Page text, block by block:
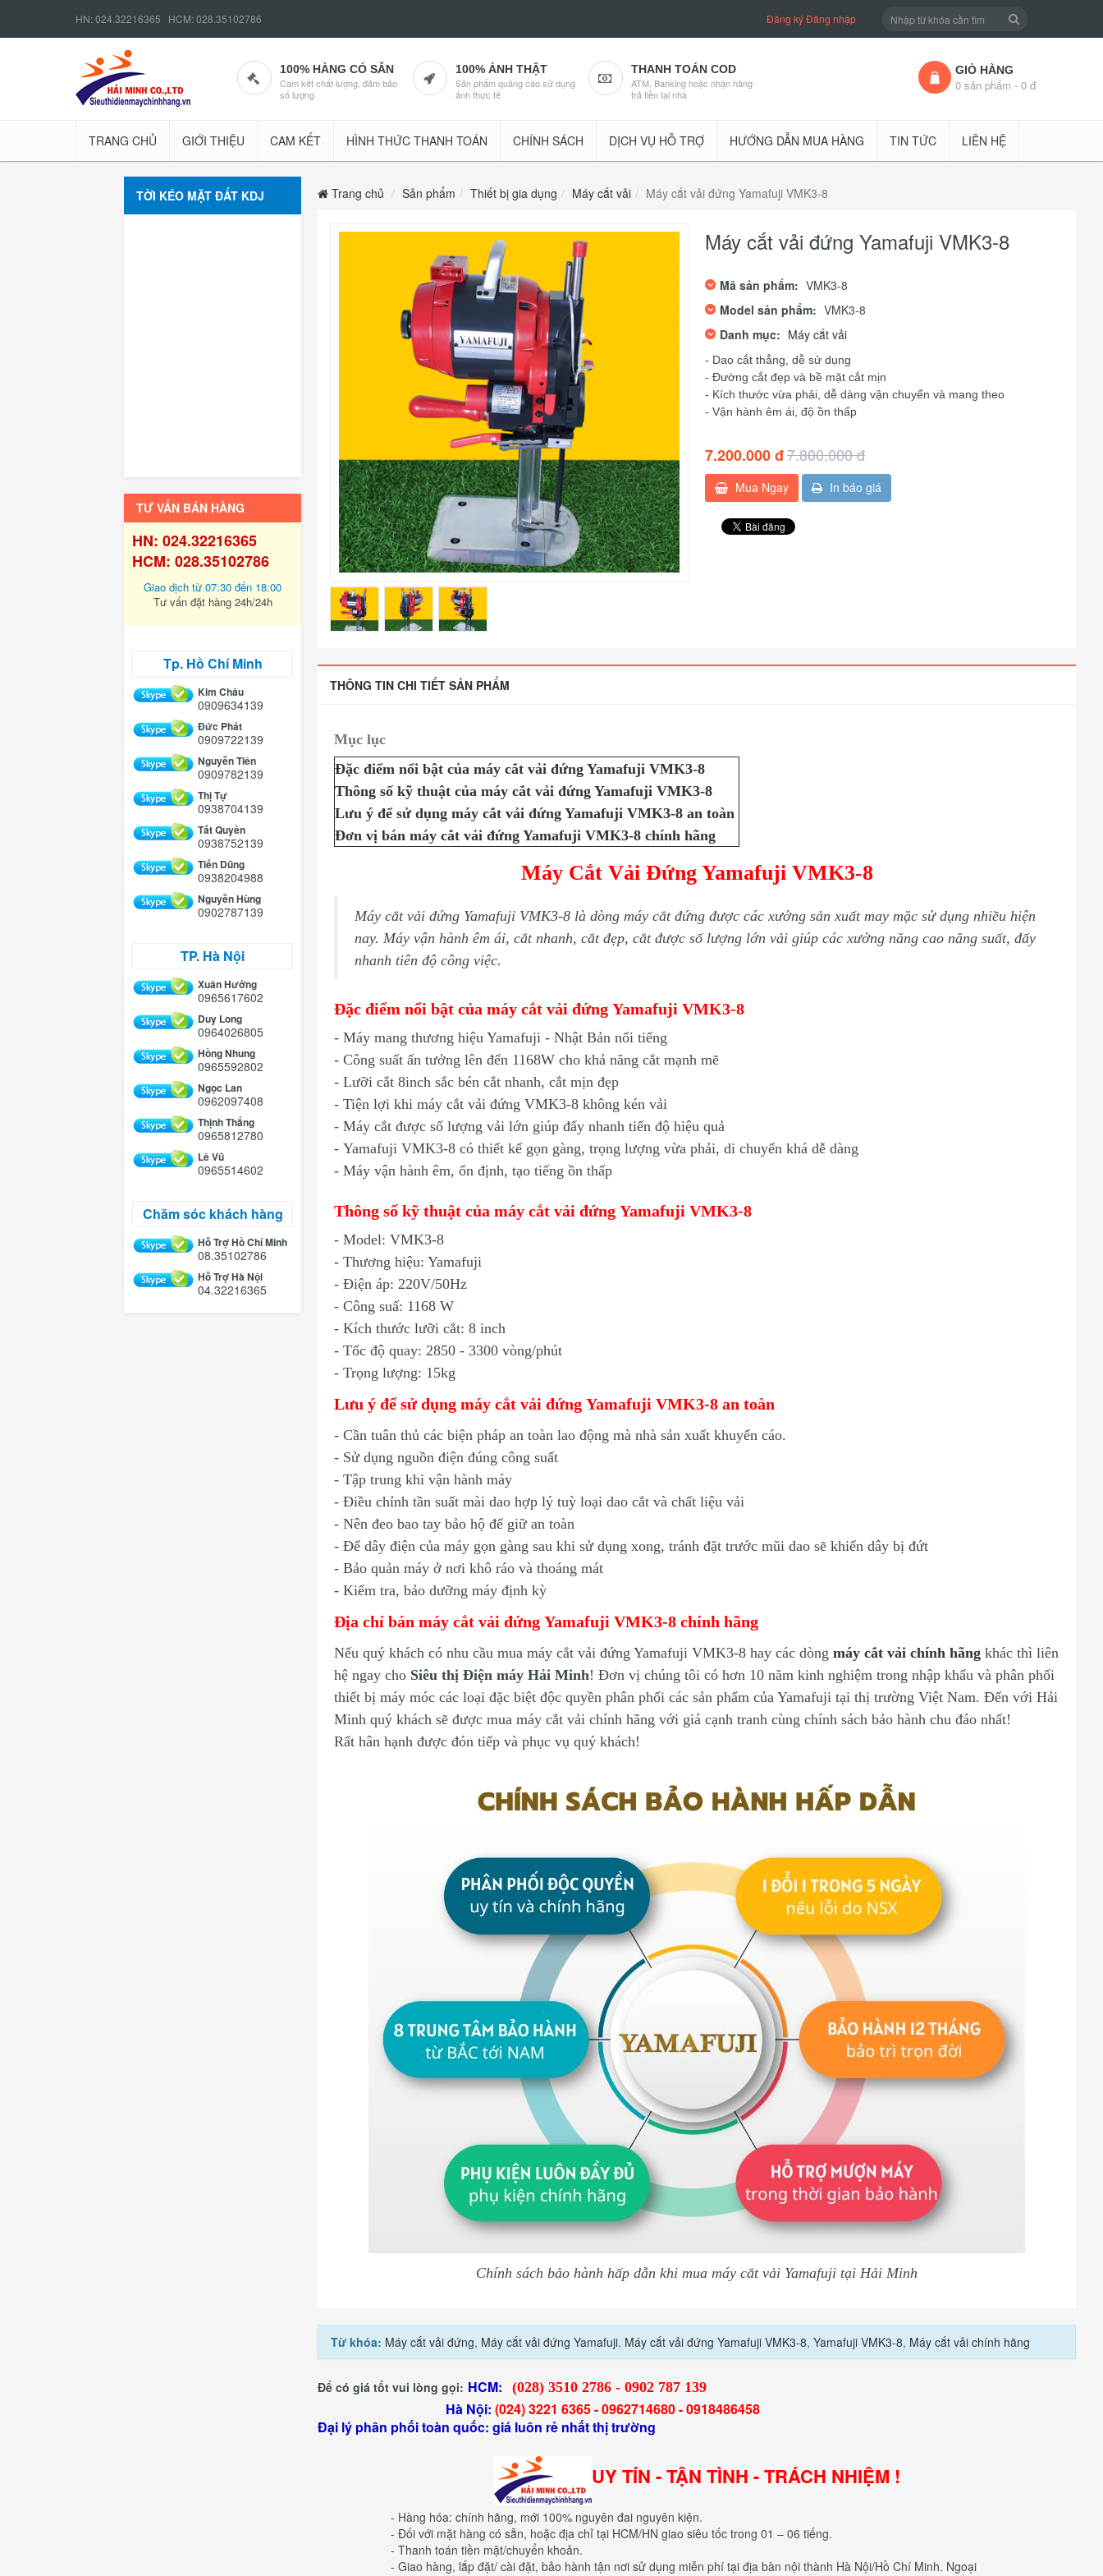
HN: 024.32216365 HCM: 028.35102786 Đăng kýĐăng nhập
100% HÀNG CÓ SẴN
Cam kết chất lượng, đảm bảo
số lượng
100% ẢNH THẬT
Sản phẩm quảng cáo sử dụng
ảnh thực tế
THANH TOÁN COD
ATM, Banking hoặc nhận hàng
trả tiền tại nhà
GIỎ HÀNG
0 sản phẩm - 0 đ
TRANG CHỦ GIỚI THIỆU CAM KẾT HÌNH THỨC THANH TOÁN CHÍNH SÁCH DỊCH VỤ HỖ TRỢ HƯỚNG DẪN MUA HÀNG TIN TỨC LIÊN HỆ
Trang chủ Sản phẩm Thiết bị gia dụng Máy cắt vải Máy cắt vải đứng Yamafuji VMK3-8
Máy cắt vải đứng Yamafuji VMK3-8
Mã sản phẩm: VMK3-8
Model sản phẩm: VMK3-8
Danh mục: Máy cắt vải
- Dao cắt thẳng, dễ sử dụng
- Đường cắt đẹp và bề mặt cắt mịn
- Kích thước vừa phải, dễ dàng vận chuyển và mang theo
- Vận hành êm ái, độ ồn thấp
7.200.000 đ7.800.000 đ
Mua Ngay In báo giá
THÔNG TIN CHI TIẾT SẢN PHẨM
Mục lục
Đặc điểm nổi bật của máy cắt vải đứng Yamafuji VMK3-8
Thông số kỹ thuật của máy cắt vải đứng Yamafuji VMK3-8
Lưu ý để sử dụng máy cắt vải đứng Yamafuji VMK3-8 an toàn
Đơn vị bán máy cắt vải đứng Yamafuji VMK3-8 chính hãng
Máy Cắt Vải Đứng Yamafuji VMK3-8
Máy cắt vải đứng Yamafuji VMK3-8 là dòng máy cắt đứng được các xưởng sản xuất may mặc sử dụng nhiều hiện
nay. Máy vận hành êm ái, cắt nhanh, cắt đẹp, cắt được số lượng lớn vải giúp các xưởng năng cao năng suất, đẩy
nhanh tiên độ công việc.
Đặc điểm nổi bật của máy cắt vải đứng Yamafuji VMK3-8
- Máy mang thương hiệu Yamafuji - Nhật Bản nổi tiếng
- Công suất ấn tưởng lên đến 1168W cho khả năng cắt mạnh mẽ
- Lưỡi cắt 8inch sắc bén cắt nhanh, cắt mịn đẹp
- Tiện lợi khi máy cắt vải đứng VMK3-8 không kén vải
- Máy cắt được số lượng vải lớn giúp đẩy nhanh tiến độ hiệu quả
- Yamafuji VMK3-8 có thiết kế gọn gàng, trọng lượng vừa phải, di chuyển khá dễ dàng
- Máy vận hành êm, ổn định, tạo tiếng ồn thấp
Thông số kỹ thuật của máy cắt vải đứng Yamafuji VMK3-8
- Model: VMK3-8
- Thương hiệu: Yamafuji
- Điện áp: 220V/50Hz
- Công suấ: 1168 W
- Kích thước lưỡi cắt: 8 inch
- Tốc độ quay: 2850 - 3300 vòng/phút
- Trọng lượng: 15kg
Lưu ý để sử dụng máy cắt vải đứng Yamafuji VMK3-8 an toàn
- Cần tuân thủ các biện pháp an toàn lao động mà nhà sản xuất khuyến cáo.
- Sử dụng nguồn điện đúng công suất
- Tập trung khi vận hành máy
- Điều chỉnh tần suất mài dao hợp lý tuỳ loại dao cắt và chất liệu vải
- Nên đeo bao tay bảo hộ để giữ an toàn
- Để dây điện của máy gọn gàng sau khi sử dụng xong, tránh đặt trước mũi dao sẽ khiến dây bị đứt
- Bảo quản máy ở nơi khô ráo và thoáng mát
- Kiểm tra, bảo dưỡng máy định kỳ
Địa chỉ bán máy cắt vải đứng Yamafuji VMK3-8 chính hãng
Nếu quý khách có nhu cầu mua máy cắt vải đứng Yamafuji VMK3-8 hay các dòng máy cắt vải chính hãng khác thì liên
hệ ngay cho Siêu thị Điện máy Hải Minh! Đơn vị chúng tôi có hơn 10 năm kinh nghiệm trong nhập khẩu và phân phối
thiết bị máy móc các loại đặc biệt độc quyền phân phối các sản phẩm của Yamafuji tại thị trường Việt Nam. Đến với Hải
Minh quý khách sẽ được mua máy cắt vải chính hãng với giá cạnh tranh cùng chính sách bảo hành chu đáo nhất!
Rất hân hạnh được đón tiếp và phục vụ quý khách!
Chính sách bảo hành hấp dẫn khi mua máy cắt vải Yamafuji tại Hải Minh
Từ khóa: Máy cắt vải đứng, Máy cắt vải đứng Yamafuji, Máy cắt vải đứng Yamafuji VMK3-8, Yamafuji VMK3-8, Máy cắt vải chính hãng
Để có giá tốt vui lòng gọi: HCM: (028) 3510 2786 - 0902 787 139
Hà Nội: (024) 3221 6365 -0962714680 -0918486458
Đại lý phân phối toàn quốc: giá luôn rẻ nhất thị trường
UY TÍN - TẬN TÌNH - TRÁCH NHIỆM !
- Hàng hóa: chính hãng, mới 100% nguyên đai nguyên kiện.
- Đối với mặt hàng có sẵn, hoặc địa chỉ tại HCM/HN giao siêu tốc trong 01 – 06 tiếng.
- Thanh toán tiền mặt/chuyển khoản.
- Giao hàng, lắp đặt/ cài đặt, bảo hành tận nơi sử dụng miễn phí tại địa bàn nội thành Hà Nội/Hồ Chí Minh. Ngoại
TỜI KÉO MẶT ĐẤT KDJ
TƯ VẤN BÁN HÀNG
HN: 024.32216365
HCM: 028.35102786
Giao dịch từ 07:30 đến 18:00
Tư vấn đặt hàng 24h/24h
Tp. Hồ Chí Minh
Kim Châu
0909634139
Đức Phát
0909722139
Nguyễn Tiên
0909782139
Thị Tự
0938704139
Tất Quyền
0938752139
Tiến Dũng
0938204988
Nguyễn Hùng
0902787139
TP. Hà Nội
Xuân Hưởng
0965617602
Duy Long
0964026805
Hồng Nhung
0965592802
Ngọc Lan
0962097408
Thịnh Thắng
0965812780
Lê Vũ
0965514602
Chăm sóc khách hàng
Hỗ Trợ Hồ Chí Minh
08.35102786
Hỗ Trợ Hà Nội
04.32216365